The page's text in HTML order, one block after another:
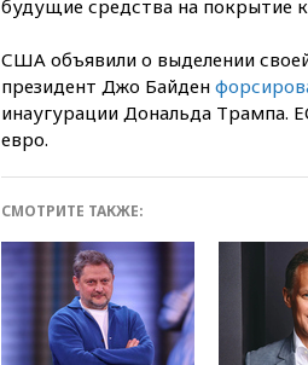
будущие средства на покрытие
США объявили о выделении
президент Джо Байден
инаугурации Дональда Трампа.
евро.
СМОТРИТЕ ТАКЖЕ: